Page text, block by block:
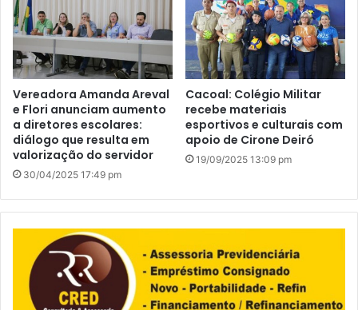
Vereadora Amanda Areval
e Flori anunciam aumento
a diretores escolares:
diálogo que resulta em
valorização do servidor
30/04/2025 17:49 pm
Cacoal: Colégio Militar
recebe materiais
esportivos e culturais com
apoio de Cirone Deiró
19/09/2025 13:09 pm